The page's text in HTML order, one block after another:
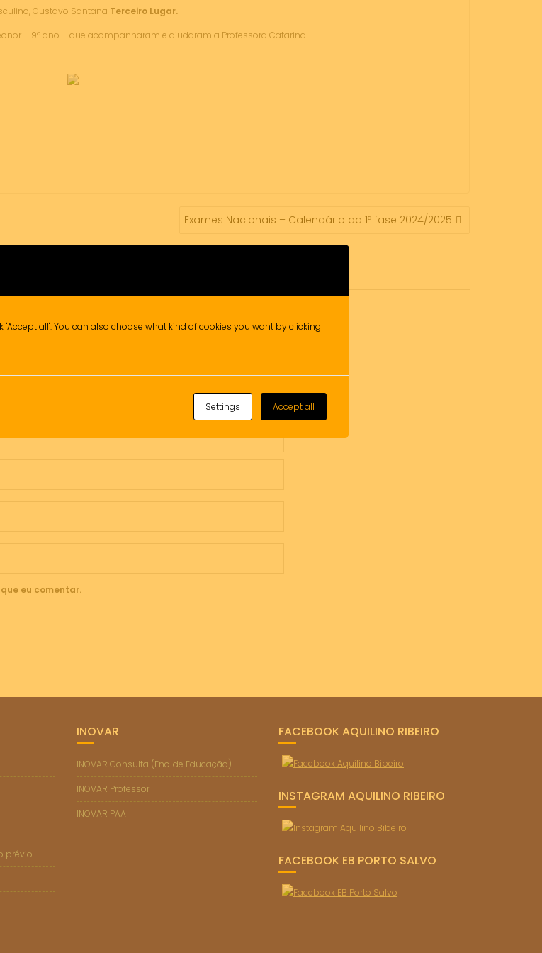
Gustavo Santana Terceiro Lugar.
– 9º ano – que acompanharam e ajudaram a Professora Catarina.
Exames Nacionais – Calendário da 1ª fase 2024/2025
eu comentar.
prévio
INOVAR
INOVAR Consulta (Enc. de Educação)
INOVAR Professor
INOVAR PAA
FACEBOOK AQUILINO RIBEIRO
INSTAGRAM AQUILINO RIBEIRO
FACEBOOK EB PORTO SALVO
"Accept all". You can also choose what kind of cookies you want by clicking
Settings Accept all